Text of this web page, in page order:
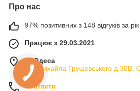
Про нас
97% позитивних з 148 відгуків за рік
Працює з 29.03.2021
м. Одеса
вул.Михайла Грушевського д.30В,
Контакти